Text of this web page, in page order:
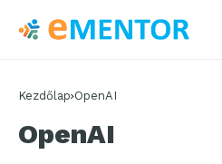
Kezdőlap OpenAI
OpenAI